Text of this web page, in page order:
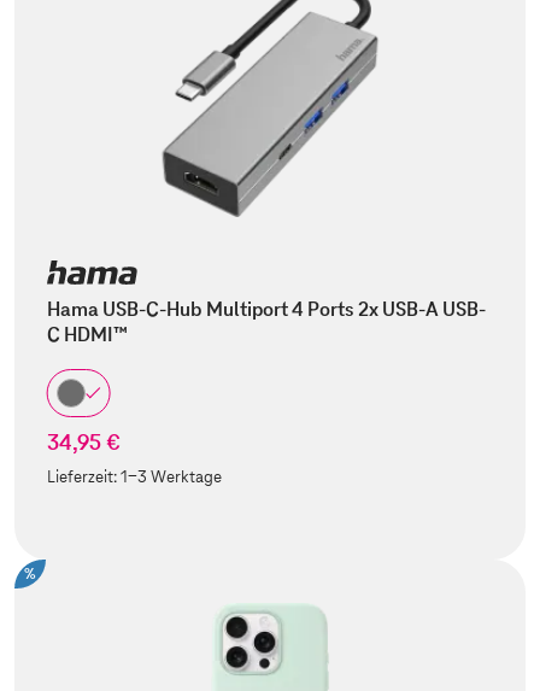
Hama USB-C-Hub Multiport 4 Ports 2x USB-A USB-
C HDMI™
34,95 €
Lieferzeit:1-3 Werktage
%